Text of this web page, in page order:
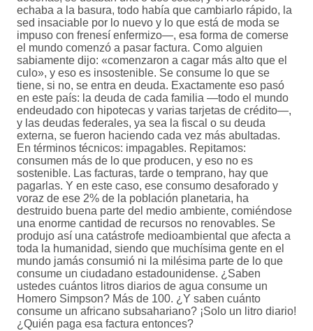
echaba a la basura, todo había que cambiarlo rápido, la
sed insaciable por lo nuevo y lo que está de moda se
impuso con frenesí enfermizo—, esa forma de comerse
el mundo comenzó a pasar factura. Como alguien
sabiamente dijo: «comenzaron a cagar más alto que el
culo», y eso es insostenible. Se consume lo que se
tiene, si no, se entra en deuda. Exactamente eso pasó
en este país: la deuda de cada familia —todo el mundo
endeudado con hipotecas y varias tarjetas de crédito—,
y las deudas federales, ya sea la fiscal o su deuda
externa, se fueron haciendo cada vez más abultadas.
En términos técnicos: impagables. Repitamos:
consumen más de lo que producen, y eso no es
sostenible. Las facturas, tarde o temprano, hay que
pagarlas. Y en este caso, ese consumo desaforado y
voraz de ese 2% de la población planetaria, ha
destruido buena parte del medio ambiente, comiéndose
una enorme cantidad de recursos no renovables. Se
produjo así una catástrofe medioambiental que afecta a
toda la humanidad, siendo que muchísima gente en el
mundo jamás consumió ni la milésima parte de lo que
consume un ciudadano estadounidense. ¿Saben
ustedes cuántos litros diarios de agua consume un
Homero Simpson? Más de 100. ¿Y saben cuánto
consume un africano subsahariano? ¡Solo un litro diario!
¿Quién paga esa factura entonces?